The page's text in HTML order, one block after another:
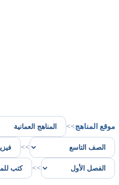
موقع المناهج>>
>>
>>